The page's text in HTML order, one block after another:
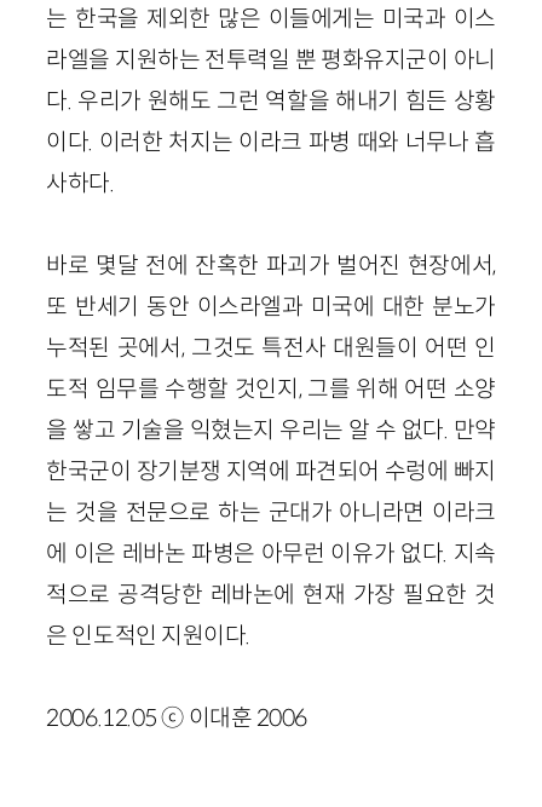
는 한국을 제외한 많은 이들에게는 미국과 이스
라엘을 지원하는 전투력일 뿐 평화유지군이 아니
다. 우리가 원해도 그런 역할을 해내기 힘든 상황
이다. 이러한 처지는 이라크 파병 때와 너무나 흡
사하다.
바로 몇달 전에 잔혹한 파괴가 벌어진 현장에서,
또 반세기 동안 이스라엘과 미국에 대한 분노가
누적된 곳에서, 그것도 특전사 대원들이 어떤 인
도적 임무를 수행할 것인지, 그를 위해 어떤 소양
을 쌓고 기술을 익혔는지 우리는 알 수 없다. 만약
한국군이 장기분쟁 지역에 파견되어 수렁에 빠지
는 것을 전문으로 하는 군대가 아니라면 이라크
에 이은 레바논 파병은 아무런 이유가 없다. 지속
적으로 공격당한 레바논에 현재 가장 필요한 것
은 인도적인 지원이다.
2006.12.05 ⓒ 이대훈 2006